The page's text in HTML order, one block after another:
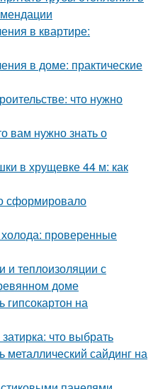
в квартире:
в доме: практические
что нужно
вам нужно знать о
в хрущевке 44 м: как
сформировало
проверенные
и теплоизоляции с
доме
гипсокартон на
что выбрать
металлический сайдинг на